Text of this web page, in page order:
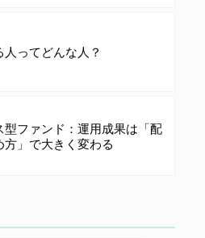
人ってどんな人？
型ファンド：運用成果は「配
方」で大きく変わる